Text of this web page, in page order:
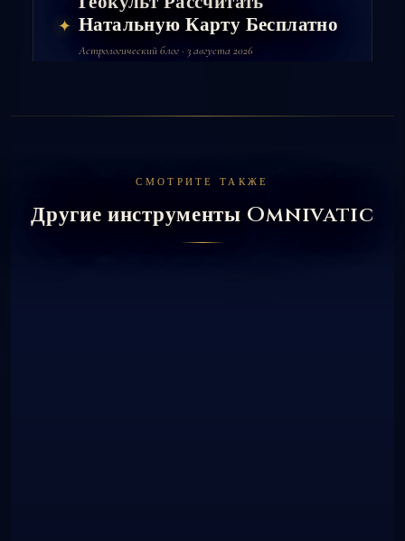
✦ Натальную Карту Бесплатно
Астрологический блог · 3 августа 2026
СМОТРИТЕ ТАКЖЕ
Другие инструменты Omnivatic